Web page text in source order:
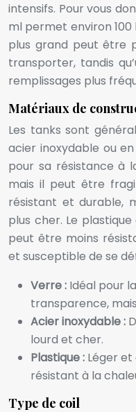
intensifs. Pour vous
ml permet environ
plus grand peut être
transporter, tandis
remplissages plus
Matériaux de
Les tanks sont
acier inoxydable ou
pour sa résistance à
mais il peut être
résistant et durable,
plus cher. Le
peut être moins
et susceptible de se
Verre : Idéal pour
transparence,
Acier inoxydable :
lourd et cher.
Plastique : Léger
résistant à la
Type de coil